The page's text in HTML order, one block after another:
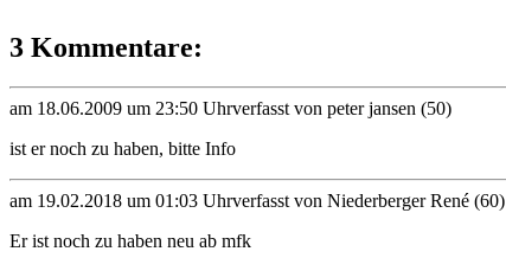
3 Kommentare:
am 18.06.2009 um 23:50 Uhrverfasst von peter jansen (50)
ist er noch zu haben, bitte Info
am 19.02.2018 um 01:03 Uhrverfasst von Niederberger René (60)
Er ist noch zu haben neu ab mfk